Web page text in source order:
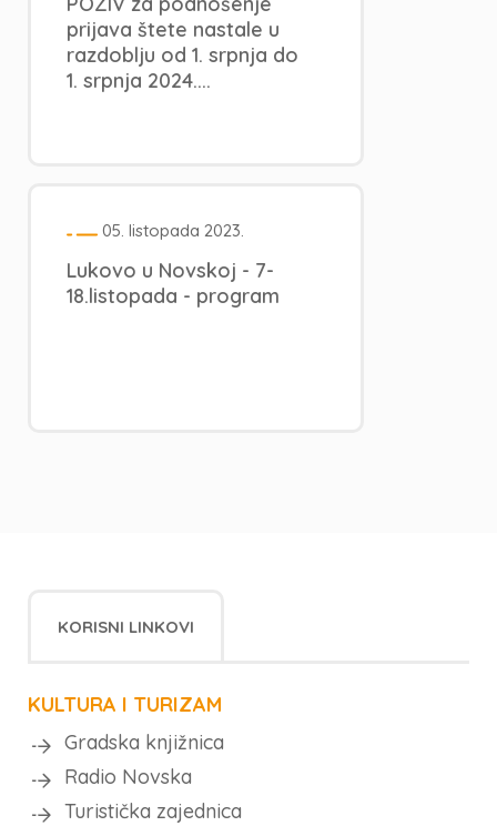
prijava štete nastale u
razdoblju od 1. srpnja do
1. srpnja 2024....
05. listopada 2023.
Lukovo u Novskoj - 7-
18.listopada - program
KORISNI LINKOVI
KULTURA I TURIZAM
Gradska knjižnica
Radio Novska
Turistička zajednica